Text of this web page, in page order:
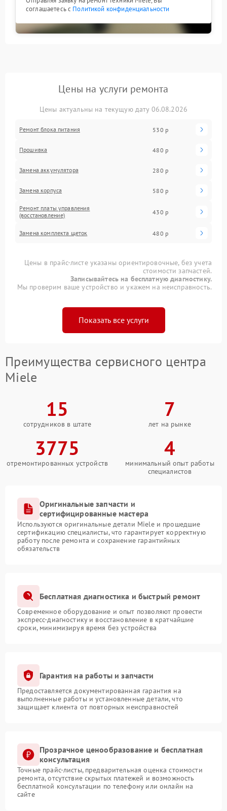
соглашаетесь с Политикой конфиденциальности
Цены на услуги ремонта
Цены актуальны на текущую дату 06.08.2026
Ремонт блока питания 530 р
Прошивка 480 р
Замена аккумулятора 280 р
Замена корпуса 580 р
Ремонт платы управления
(восстановление)
430 р
Замена комплекта щеток 480 р
Цены в прайс-листе указаны ориентировочные, без учета
стоимости запчастей.
Записывайтесь на бесплатную диагностику.
Мы проверим ваше устройство и укажем на неисправность.
Показать все услуги
Преимущества сервисного центра
Miele
15
сотрудников в штате
7
лет на рынке
3775
отремонтированных устройств
4
минимальный опыт работы
специалистов
Оригинальные запчасти и
сертифицированные мастера
Используются оригинальные детали Miele и прошедшие
сертификацию специалисты, что гарантирует корректную
работу после ремонта и сохранение гарантийных
обязательств
Бесплатная диагностика и быстрый ремонт
Современное оборудование и опыт позволяют провести
экспресс-диагностику и восстановление в кратчайшие
сроки, минимизируя время без устройства
Гарантия на работы и запчасти
Предоставляется документированная гарантия на
выполненные работы и установленные детали, что
защищает клиента от повторных неисправностей
Прозрачное ценообразование и бесплатная
консультация
Точные прайс-листы, предварительная оценка стоимости
ремонта, отсутствие скрытых платежей и возможность
бесплатной консультации по телефону или онлайн на
сайте